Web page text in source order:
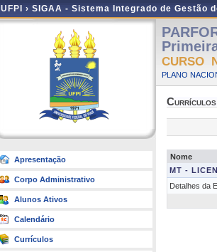
UFPI › SIGAA - Sistema Integrado de Gestão
Apresentação
Corpo Administrativo
Alunos Ativos
Calendário
Currículos
CURSO
PLANO
Currículos
Nome
MT -
Detalhes da